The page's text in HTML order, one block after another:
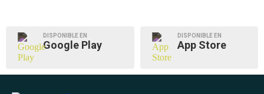
DISPONIBLE EN
Google Play
DISPONIBLE EN
App Store